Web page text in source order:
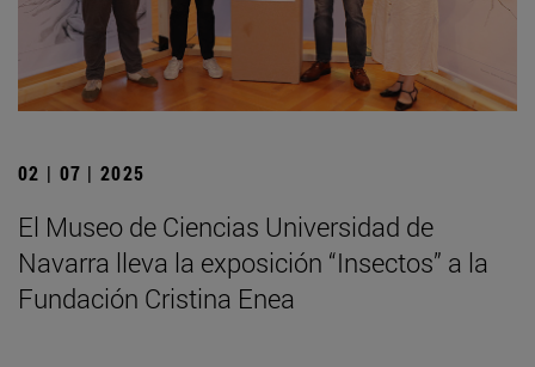
02 | 07 | 2025
El Museo de Ciencias Universidad de
Navarra lleva la exposición “Insectos” a la
Fundación Cristina Enea